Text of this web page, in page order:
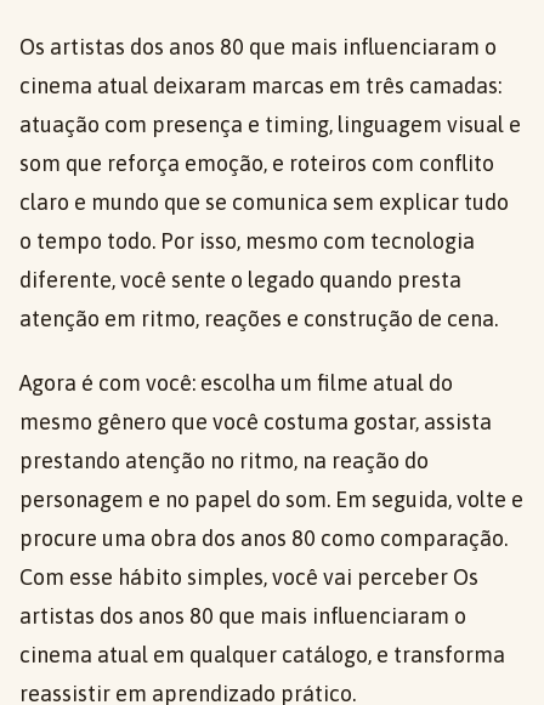
Os artistas dos anos 80 que mais influenciaram o
cinema atual deixaram marcas em três camadas:
atuação com presença e timing, linguagem visual e
som que reforça emoção, e roteiros com conflito
claro e mundo que se comunica sem explicar tudo
o tempo todo. Por isso, mesmo com tecnologia
diferente, você sente o legado quando presta
atenção em ritmo, reações e construção de cena.
Agora é com você: escolha um filme atual do
mesmo gênero que você costuma gostar, assista
prestando atenção no ritmo, na reação do
personagem e no papel do som. Em seguida, volte e
procure uma obra dos anos 80 como comparação.
Com esse hábito simples, você vai perceber Os
artistas dos anos 80 que mais influenciaram o
cinema atual em qualquer catálogo, e transforma
reassistir em aprendizado prático.